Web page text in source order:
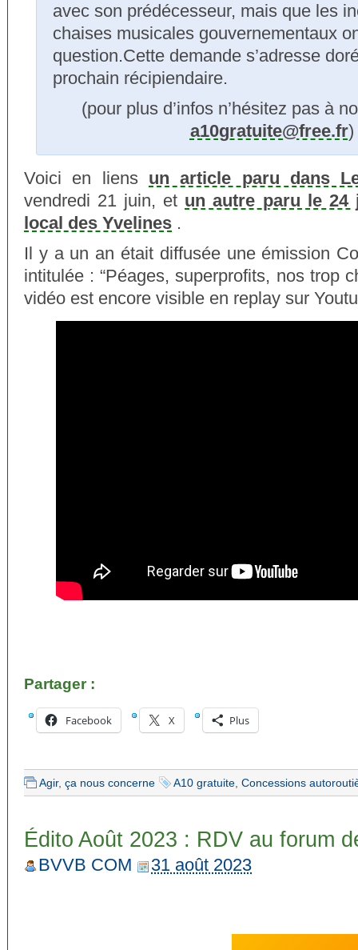
avec son prédécesseur, mais que les
chaises musicales gouvernementaux
question.Cette demande s’adresse
prochain récipiendaire.
(pour plus d’infos n’hésitez pas à
a10gratuite@free.fr)
Voici en liens un article paru dans
vendredi 21 juin, et un autre paru le 24
local des Yvelines .
Il y a un an était diffusée une émission
intitulée : “Péages, superprofits, nos trop
vidéo est encore visible en replay sur
Partager :
Facebook X Plus
Agir, ça nous concerne A10 gratuite Concessions
Édito Août 2023 : RDV au forum
BVVB COM 31 août 2023